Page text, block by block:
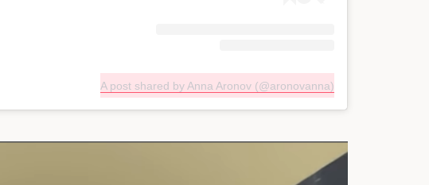
A post shared by Anna Aronov (@aronovanna)